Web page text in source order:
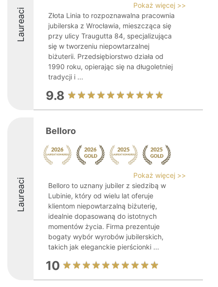
Laureaci
Pokaż więcej >>
Złota Linia to rozpoznawalna pracownia
jubilerska z Wrocławia, mieszcząca się
przy ulicy Traugutta 84, specjalizująca
się w tworzeniu niepowtarzalnej
biżuterii. Przedsiębiorstwo działa od
1990 roku, opierając się na długoletniej
tradycji i ...
9.8
Laureaci
Belloro
Pokaż więcej >>
Belloro to uznany jubiler z siedzibą w
Lubinie, który od wielu lat oferuje
klientom niepowtarzalną biżuterię,
idealnie dopasowaną do istotnych
momentów życia. Firma prezentuje
bogaty wybór wyrobów jubilerskich,
takich jak eleganckie pierścionki ...
10